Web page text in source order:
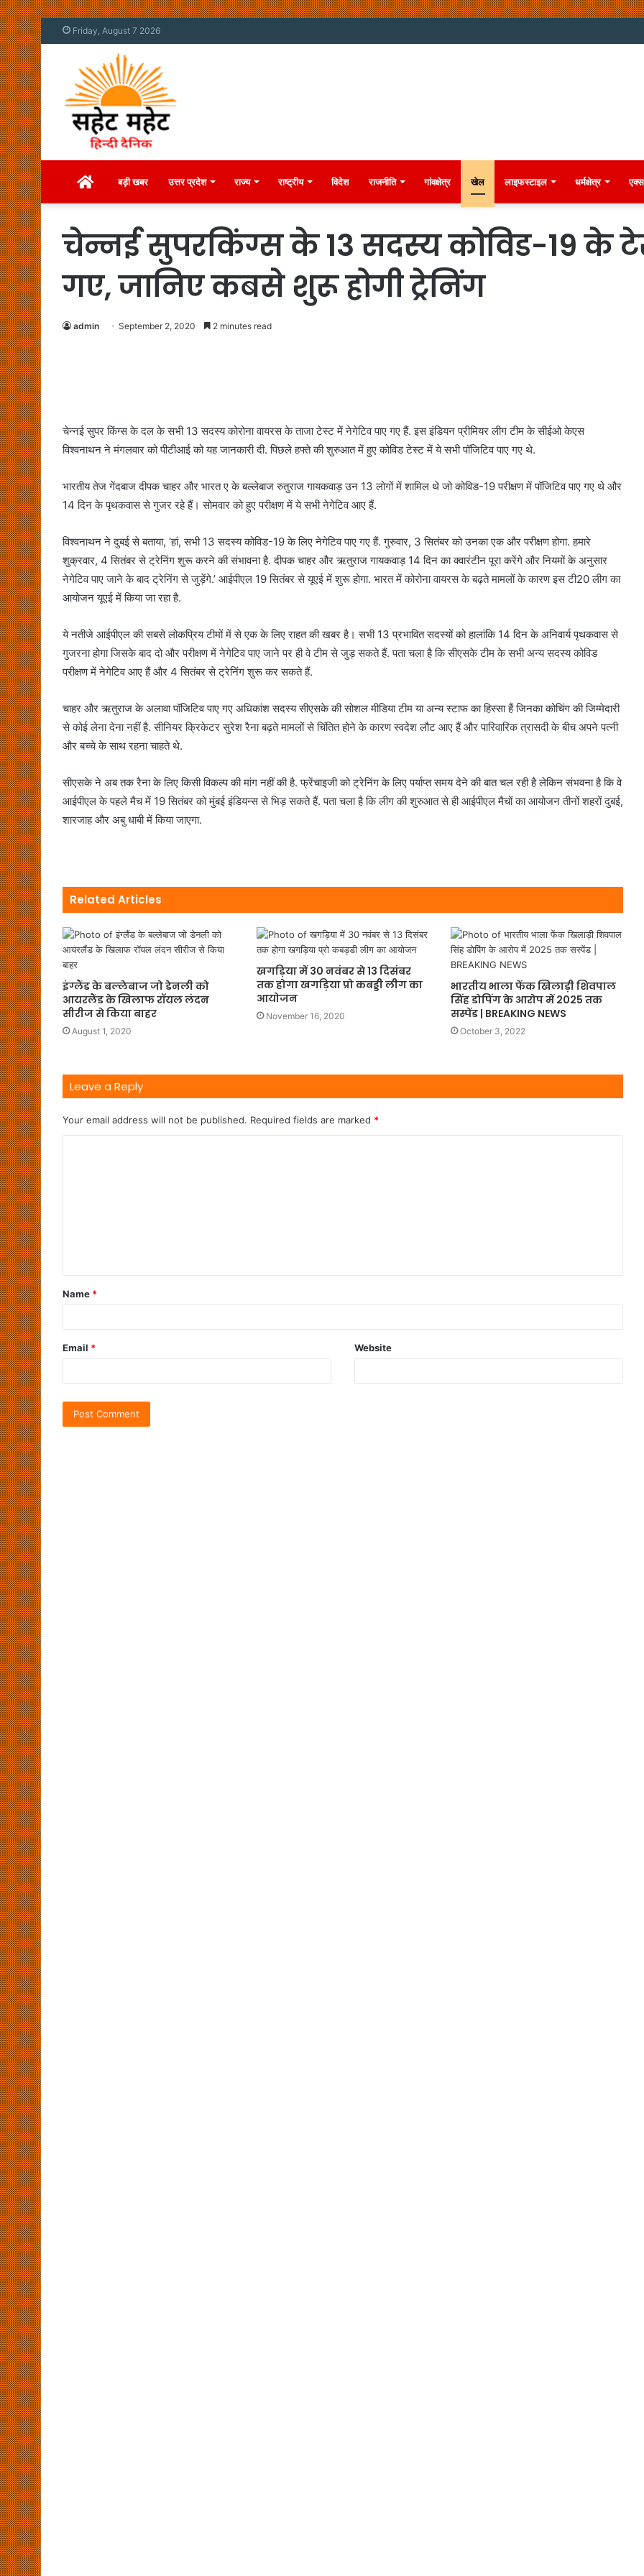
Friday, August 7 2026
Homeबड़ी खबर उत्तर प्रदेश राज्य राष्ट्रीय विदेश राजनीति गांवक्षेत्र खेल लाइफस्टाइल धर्मक्षेत्र
चेन्नई सुपरकिंग्स के 13 सदस्य कोविड-19 के
गए, जानिए कबसे शुरू होगी ट्रेनिंग
admin September 2, 2020 2 minutes read
चेन्नई सुपर किंग्स के दल के सभी 13 सदस्य कोरोना वायरस के ताजा टेस्ट में नेगेटिव पाए गए हैं. इस इंडियन प्रीमियर लीग टीम के सीईओ केएस
विश्वनाथन ने मंगलवार को पीटीआई को यह जानकारी दी. पिछले हफ्ते की शुरुआत में हुए कोविड टेस्ट में ये सभी पॉजिटिव पाए गए थे.
भारतीय तेज गेंदबाज दीपक चाहर और भारत ए के बल्लेबाज रुतुराज गायकवाड़ उन 13 लोगों में शामिल थे जो कोविड-19 परीक्षण में पॉजिटिव पाए गए थे और
14 दिन के पृथकवास से गुजर रहे हैं। सोमवार को हुए परीक्षण में ये सभी नेगेटिव आए हैं.
विश्वनाथन ने दुबई से बताया, ‘हां, सभी 13 सदस्य कोविड-19 के लिए नेगेटिव पाए गए हैं. गुरुवार, 3 सितंबर को उनका एक और परीक्षण होगा. हमारे
शुक्रवार, 4 सितंबर से ट्रेनिंग शुरू करने की संभावना है. दीपक चाहर और ऋतुराज गायकवाड़ 14 दिन का क्वारंटीन पूरा करेंगे और नियमों के अनुसार
नेगेटिव पाए जाने के बाद ट्रेनिंग से जुड़ेंगे.’ आईपीएल 19 सितंबर से यूएई में शुरू होगा. भारत में कोरोना वायरस के बढ़ते मामलों के कारण इस टी20 लीग का
आयोजन यूएई में किया जा रहा है.
ये नतीजे आईपीएल की सबसे लोकप्रिय टीमों में से एक के लिए राहत की खबर है। सभी 13 प्रभावित सदस्यों को हालांकि 14 दिन के अनिवार्य पृथकवास से
गुजरना होगा जिसके बाद दो और परीक्षण में नेगेटिव पाए जाने पर ही वे टीम से जुड़ सकते हैं. पता चला है कि सीएसके टीम के सभी अन्य सदस्य कोविड
परीक्षण में नेगेटिव आए हैं और 4 सितंबर से ट्रेनिंग शुरू कर सकते हैं.
चाहर और ऋतुराज के अलावा पॉजिटिव पाए गए अधिकांश सदस्य सीएसके की सोशल मीडिया टीम या अन्य स्टाफ का हिस्सा हैं जिनका कोचिंग की जिम्मेदारी
से कोई लेना देना नहीं है. सीनियर क्रिकेटर सुरेश रैना बढ़ते मामलों से चिंतित होने के कारण स्वदेश लौट आए हैं और पारिवारिक त्रासदी के बीच अपने पत्नी
और बच्चे के साथ रहना चाहते थे.
सीएसके ने अब तक रैना के लिए किसी विकल्प की मांग नहीं की है. फ्रेंचाइजी को ट्रेनिंग के लिए पर्याप्त समय देने की बात चल रही है लेकिन संभवना है कि वे
आईपीएल के पहले मैच में 19 सितंबर को मुंबई इंडियन्स से भिड़ सकते हैं. पता चला है कि लीग की शुरुआत से ही आईपीएल मैचों का आयोजन तीनों शहरों दुबई,
शारजाह और अबु धाबी में किया जाएगा.
Related Articles
इंग्लैंड के बल्लेबाज जो डेनली को
आयरलैंड के खिलाफ रॉयल लंदन
सीरीज से किया बाहर
August 1, 2020
खगड़िया में 30 नवंबर से 13 दिसंबर
तक होगा खगड़िया प्रो कबड्डी लीग का
आयोजन
November 16, 2020
भारतीय भाला फेंक खिलाड़ी शिवपाल
सिंह डोपिंग के आरोप में 2025 तक
सस्पेंड | BREAKING NEWS
October 3, 2022
Leave a Reply
Your email address will not be published. Required fields are marked *
Name *
Email * Website